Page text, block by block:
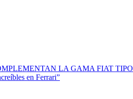
LA GAMA FIAT TIPO
en Ferrari”